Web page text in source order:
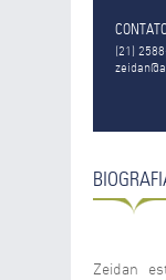
(21)
Zeidan